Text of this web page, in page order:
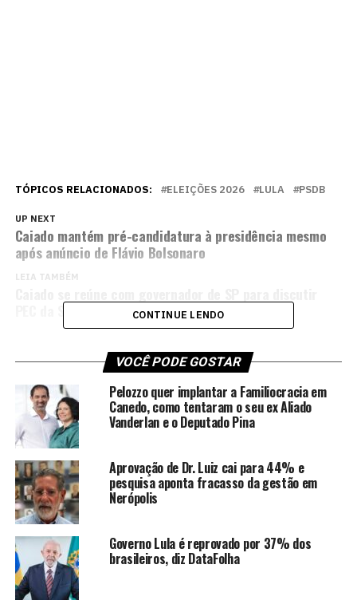
TÓPICOS RELACIONADOS: ELEIÇÕES 2026 LULA PSDB
UP NEXT
Caiado mantém pré-candidatura à presidência mesmo
após anúncio de Flávio Bolsonaro
LEIA TAMBÉM
PEC da Segurança Pública no Congresso
CONTINUE LENDO
VOCÊ PODE GOSTAR
Pelozzo quer implantar a Familiocracia em
Canedo, como tentaram o seu ex Aliado
Vanderlan e o Deputado Pina
Aprovação de Dr. Luiz cai para 44% e
pesquisa aponta fracasso da gestão em
Nerópolis
Governo Lula é reprovado por 37% dos
brasileiros, diz DataFolha